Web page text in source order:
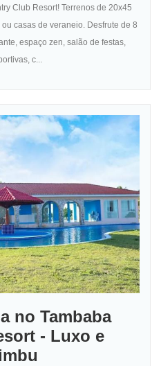
Club Resort! Terrenos de 20x45
casas de veraneio. Desfrute de 8
espaço zen, salão de festas,
c...
no Tambaba
- Luxo e